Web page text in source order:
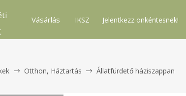
Vásárlás IKSZ Jelentkezz önkéntesnek!
Otthon, Háztartás Állatfürdető háziszappan